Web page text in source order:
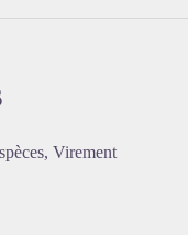
Virement